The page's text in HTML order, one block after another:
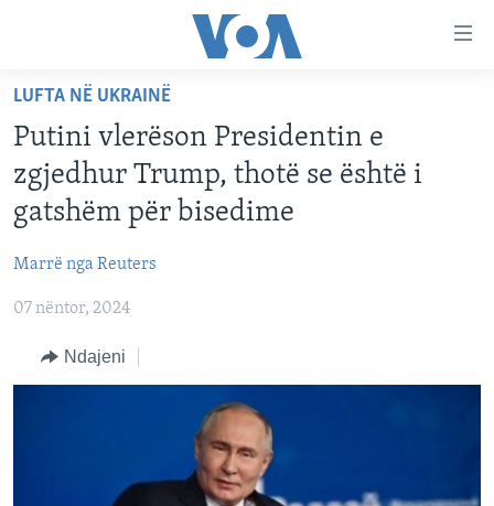
faqen
kryesore
tek
faqja
Kalo
tek
FAQJA KRYESORE
KATEGORITË
AMERIKA
EVROPA
BOTA
MJEDISI
SHKENCË DHE TEKNOLOGJI
DITARI
Learning English
FOLLOW US
LUFTA NË UKRAINË
Putini vlerëson Presidentin e
zgjedhur Trump, thotë se është i
gatshëm për bisedime
Marrë nga Reuters
07 nëntor, 2024
Ndajeni